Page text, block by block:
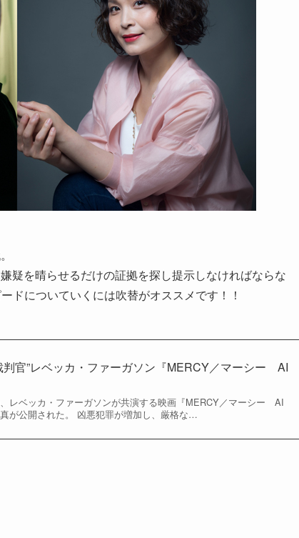
疑を晴らせるだけの証拠を探し提示しなければならな
ドについていくには吹替がオススメです！！
判官”レベッカ・ファーガソン『MERCY／マーシー AI
レベッカ・ファーガソンが共演する映画『MERCY／マーシー AI
が公開された。 凶悪犯罪が増加し、厳格な…